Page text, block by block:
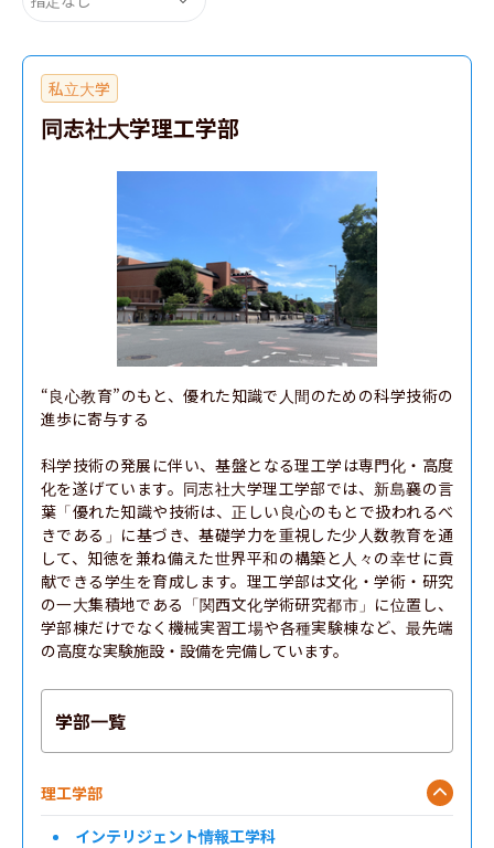
私立大学
同志社大学理工学部
“良心教育”のもと、優れた知識で人間のための科学技術の
進歩に寄与する
科学技術の発展に伴い、基盤となる理工学は専門化・高度
化を遂げています。同志社大学理工学部では、新島襄の言
葉「優れた知識や技術は、正しい良心のもとで扱われるべ
きである」に基づき、基礎学力を重視した少人数教育を通
して、知徳を兼ね備えた世界平和の構築と人々の幸せに貢
献できる学生を育成します。理工学部は文化・学術・研究
の一大集積地である「関西文化学術研究都市」に位置し、
学部棟だけでなく機械実習工場や各種実験棟など、最先端
の高度な実験施設・設備を完備しています。
学部一覧
理工学部
インテリジェント情報工学科